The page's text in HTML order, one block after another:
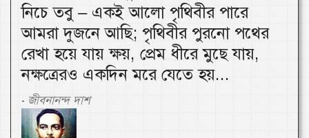
নিচে তবু – একই আলো পৃথিবীর পারে
আমরা দুজনে আছি; পৃথিবীর পুরনো পথের
রেখা হয়ে যায় ক্ষয়, প্রেম ধীরে মুছে যায়,
নক্ষত্রেরও একদিন মরে যেতে হয়...
- জীবনানন্দ দাশ